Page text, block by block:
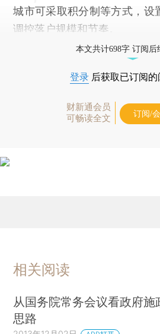
城市可采取积分制等方式，设
调控落户规模和节奏。
本文共计698字 订阅后
登录 后获取已订阅
财新通会员
可畅读全文
订阅/
相关阅读
从国务院常务会议看政府施
思路